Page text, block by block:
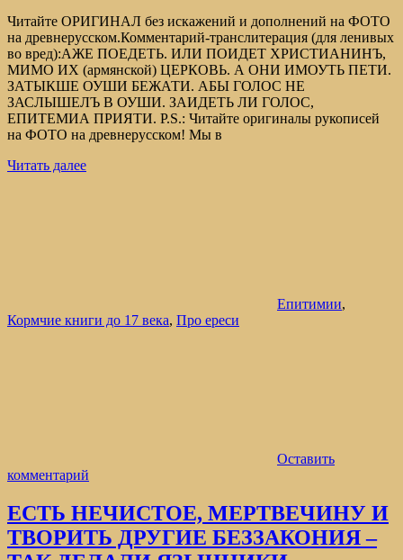
Читайте ОРИГИНАЛ без искажений и дополнений на ФОТО
на древнерусском.Комментарий-транслитерация (для ленивых
во вред):АЖЕ ПОЕДЕТЬ. ИЛИ ПОИДЕТ ХРИСТИАНИНЪ,
МИМО ИХ (армянской) ЦЕРКОВЬ. А ОНИ ИМОУТЬ ПЕТИ.
ЗАТЫКШЕ ОУШИ БЕЖАТИ. АБЫ ГОЛОС НЕ
ЗАСЛЫШЕЛЪ В ОУШИ. ЗАИДЕТЬ ЛИ ГОЛОС,
ЕПИТЕМИА ПРИЯТИ. P.S.: Читайте оригиналы рукописей
на ФОТО на древнерусском! Мы в
Читать далее
Епитимии,
Кормчие книги до 17 века, Про ереси
Оставить
комментарий
ЕСТЬ НЕЧИСТОЕ, МЕРТВЕЧИНУ И
ТВОРИТЬ ДРУГИЕ БЕЗЗАКОНИЯ –